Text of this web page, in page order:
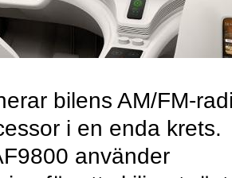
bilens AM/FM-
i en enda krets.
använder